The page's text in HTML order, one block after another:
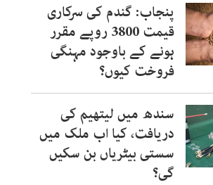
پنجاب: گندم کی سرکاری
قیمت 3800 روپے مقرر
ہونے کے باوجود مہنگی
فروخت کیوں؟
سندھ میں لیتھیم کی
دریافت، کیا اب ملک میں
سستی بیٹریاں بن سکیں
گی؟